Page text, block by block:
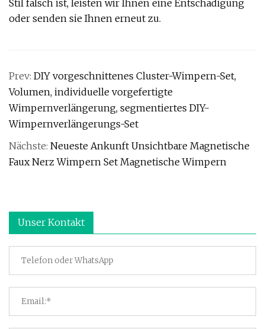
Stil falsch ist, leisten wir Ihnen eine Entschädigung
oder senden sie Ihnen erneut zu.
Prev: DIY vorgeschnittenes Cluster-Wimpern-Set,
Volumen, individuelle vorgefertigte
Wimpernverlängerung, segmentiertes DIY-
Wimpernverlängerungs-Set
Nächste: Neueste Ankunft Unsichtbare Magnetische
Faux Nerz Wimpern Set Magnetische Wimpern
Unser Kontakt